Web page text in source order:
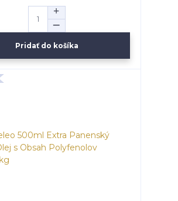
Pridať do košíka